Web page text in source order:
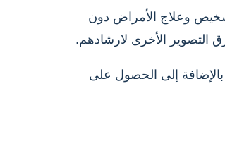
وعلاج الأمراض دون
التصوير الأخرى لارشادهم.
بالإضافة إلى الحصول على